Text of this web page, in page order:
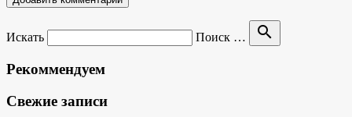
Искать Поиск … search
Рекоммендуем
Свежие записи